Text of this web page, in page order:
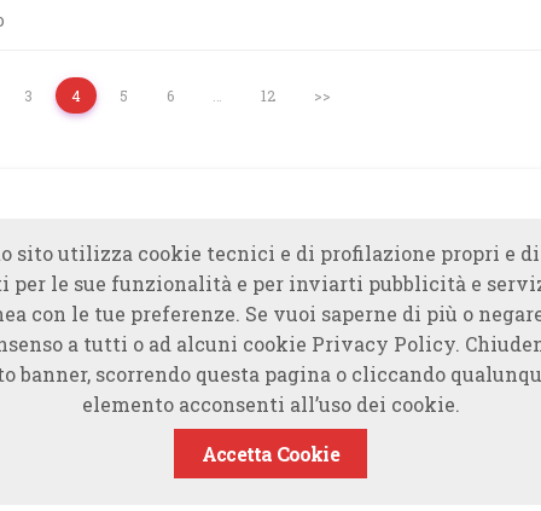
3 4 5 6 12 >>
sito utilizza cookie tecnici e di profilazione propri e
per le sue funzionalità e per inviarti pubblicità e
con le tue preferenze. Se vuoi saperne di più o
a tutti o ad alcuni cookie Privacy Policy.
banner, scorrendo questa pagina o cliccando
elemento acconsenti all’uso dei cookie.
Accetta Cookie